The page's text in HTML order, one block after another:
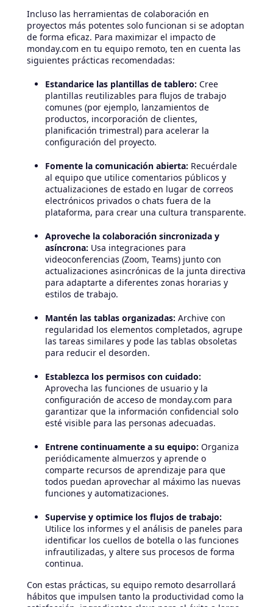
Incluso las herramientas de colaboración en
proyectos más potentes solo funcionan si se adoptan
de forma eficaz. Para maximizar el impacto de
monday.com en tu equipo remoto, ten en cuenta las
siguientes prácticas recomendadas:
Estandarice las plantillas de tablero: Cree
plantillas reutilizables para flujos de trabajo
comunes (por ejemplo, lanzamientos de
productos, incorporación de clientes,
planificación trimestral) para acelerar la
configuración del proyecto.
Fomente la comunicación abierta: Recuérdale
al equipo que utilice comentarios públicos y
actualizaciones de estado en lugar de correos
electrónicos privados o chats fuera de la
plataforma, para crear una cultura transparente.
Aproveche la colaboración sincronizada y
asíncrona: Usa integraciones para
videoconferencias (Zoom, Teams) junto con
actualizaciones asincrónicas de la junta directiva
para adaptarte a diferentes zonas horarias y
estilos de trabajo.
Mantén las tablas organizadas: Archive con
regularidad los elementos completados, agrupe
las tareas similares y pode las tablas obsoletas
para reducir el desorden.
Establezca los permisos con cuidado:
Aprovecha las funciones de usuario y la
configuración de acceso de monday.com para
garantizar que la información confidencial solo
esté visible para las personas adecuadas.
Entrene continuamente a su equipo: Organiza
periódicamente almuerzos y aprende o
comparte recursos de aprendizaje para que
todos puedan aprovechar al máximo las nuevas
funciones y automatizaciones.
Supervise y optimice los flujos de trabajo:
Utilice los informes y el análisis de paneles para
identificar los cuellos de botella o las funciones
infrautilizadas, y altere sus procesos de forma
continua.
Con estas prácticas, su equipo remoto desarrollará
hábitos que impulsen tanto la productividad como la